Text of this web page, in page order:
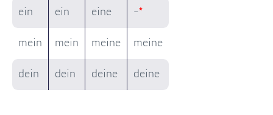
ein ein eine –*
mein mein meine meine
dein dein deine deine